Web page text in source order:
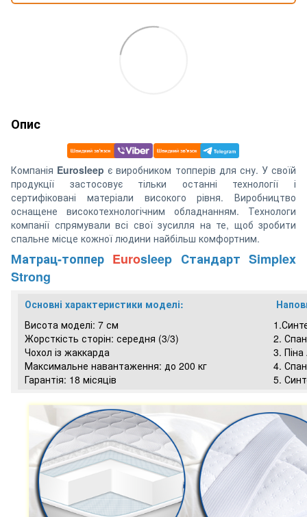
Опис
Компанія Eurosleep є виробником топперів для сну. У своїй
продукції застосовує тільки останні технології і
сертифіковані матеріали високого рівня. Виробництво
оснащене високотехнологічним обладнанням. Технологи
компанії спрямували всі свої зусилля на те, щоб зробити
спальне місце кожної людини найбільш комфортним.
Матрац-топпер Eurosleep Стандарт Simplex
Strong
Основні характеристики моделі:
Висота моделі: 7 см
Жорсткість сторін: середня (3/3)
Чохол із жаккарда
Максимальне навантаження: до 200 кг
Гарантія: 18 місяців
2.
3.
4.
5.